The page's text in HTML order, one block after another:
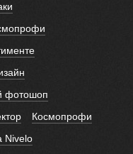
фотошоп
Космопрофи
Nivelo